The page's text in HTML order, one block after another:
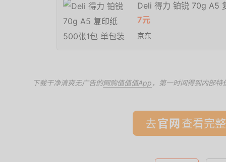
Deli 得力 铂锐 70g A5
7元
京东
下载干净清爽无广告的网购值值值App ，第一时间得到内部特
去 查看完